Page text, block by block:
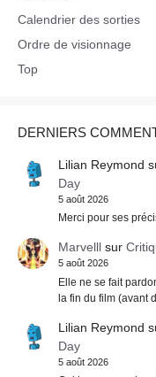
Calendrier des sorties
Ordre de visionnage
Top
DERNIERS
Lilian Reymond
Day
5 août 2026
Merci pour ses
Marvelllsur
5 août 2026
Elle ne se fait
la fin du film (avant
Lilian Reymond
Day
5 août 2026